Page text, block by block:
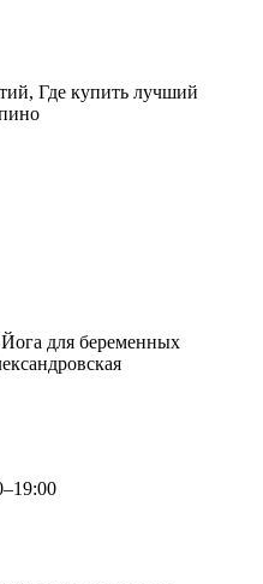
Где купить лучший
для беременных